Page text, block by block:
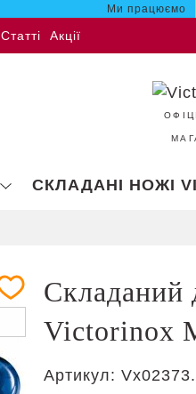
Ми працюємо
Статті Акції
СКЛАДАНІ НОЖІ
Складаний
Victorinox
Артикул: